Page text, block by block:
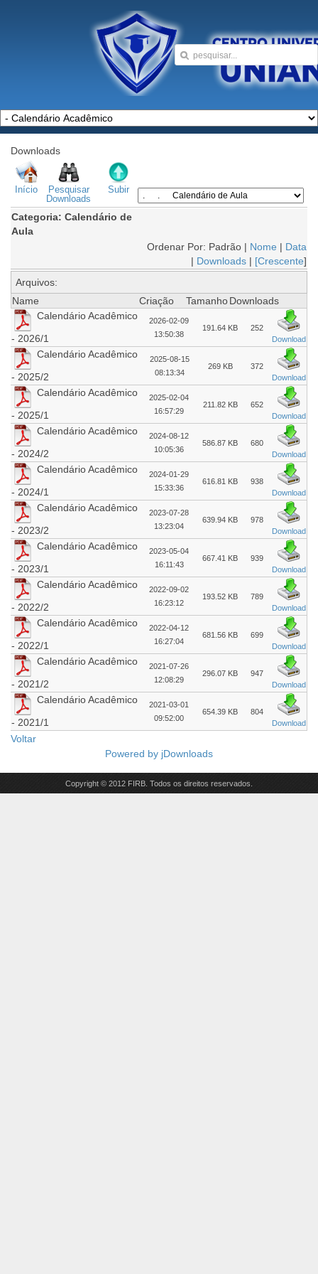
Downloads
Início
Pesquisar
Downloads
Subir
Categoria: Calendário de
Aula
Ordenar Por: Padrão | Nome | Data
| Downloads | [Crescente]
Arquivos:
Name
Criação Tamanho Downloads
Calendário Acadêmico
- 2026/1
2026-02-09
13:50:38
191.64 KB
252
Download
Calendário Acadêmico
- 2025/2
2025-08-15
08:13:34
269 KB
372
Download
Calendário Acadêmico
- 2025/1
2025-02-04
16:57:29
211.82 KB
652
Download
Calendário Acadêmico
- 2024/2
2024-08-12
10:05:36
586.87 KB
680
Download
Calendário Acadêmico
- 2024/1
2024-01-29
15:33:36
616.81 KB
938
Download
Calendário Acadêmico
- 2023/2
2023-07-28
13:23:04
639.94 KB
978
Download
Calendário Acadêmico
- 2023/1
2023-05-04
16:11:43
667.41 KB
939
Download
Calendário Acadêmico
- 2022/2
2022-09-02
16:23:12
193.52 KB
789
Download
Calendário Acadêmico
- 2022/1
2022-04-12
16:27:04
681.56 KB
699
Download
Calendário Acadêmico
- 2021/2
2021-07-26
12:08:29
296.07 KB
947
Download
Calendário Acadêmico
- 2021/1
2021-03-01
09:52:00
654.39 KB
804
Download
Voltar
Powered by jDownloads
Copyright © 2012 FIRB. Todos os direitos reservados.